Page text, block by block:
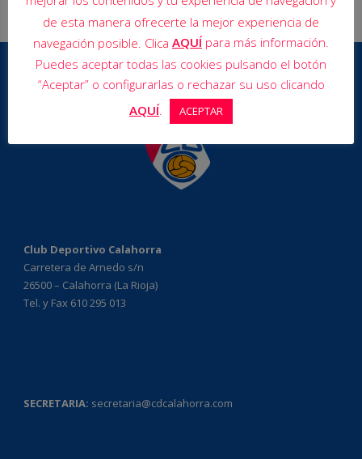
Club Deportivo Calahorra
Carretera de Arnedo s/n
26500 – Calahorra (La Rioja)
Tel. y Fax 610 295 013
SECRETARIA: secretaria@cdcalahorra.com
de esta manera ofrecerte la mejor experiencia de
navegación posible. Clica AQUÍ para más información.
Puedes aceptar todas las cookies pulsando el botón
“Aceptar” o configurarlas o rechazar su uso clicando
AQUÍ. ACEPTAR